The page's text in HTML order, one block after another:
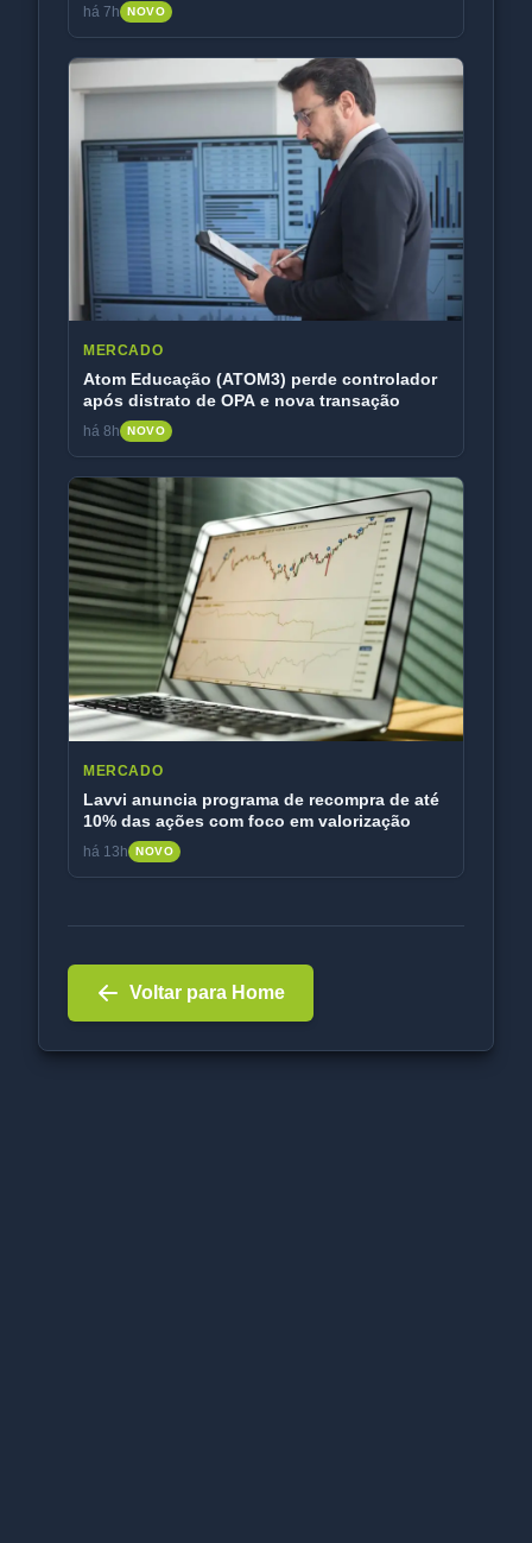
há 7h NOVO
MERCADO
Atom Educação (ATOM3) perde controlador
após distrato de OPA e nova transação
há 8h NOVO
MERCADO
Lavvi anuncia programa de recompra de até
10% das ações com foco em valorização
há 13h NOVO
Voltar para Home